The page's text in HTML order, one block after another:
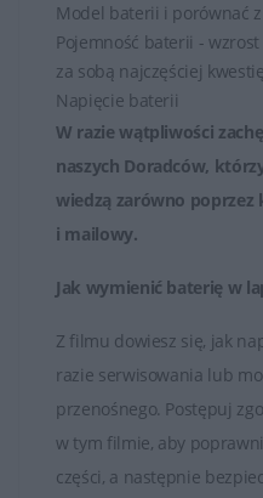
Model baterii i porównać
Pojemność baterii -
za sobą najczęściej
Napięcie baterii
W razie wątpliwości
naszych Doradców,
wiedzą zarówno poprzez
i mailowy.
Jak wymienić baterię w
Z filmu dowiesz się, jak
razie serwisowania lub
przenośnego. Postępuj
w tym filmie, aby
części, a następnie